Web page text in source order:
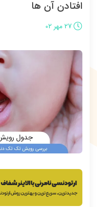
افتادن آن ها